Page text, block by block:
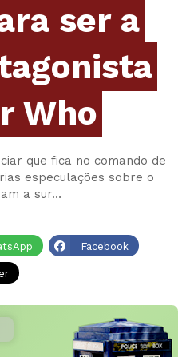
ser a
Who
que fica no comando de
especulações sobre o
a sur…
Facebook